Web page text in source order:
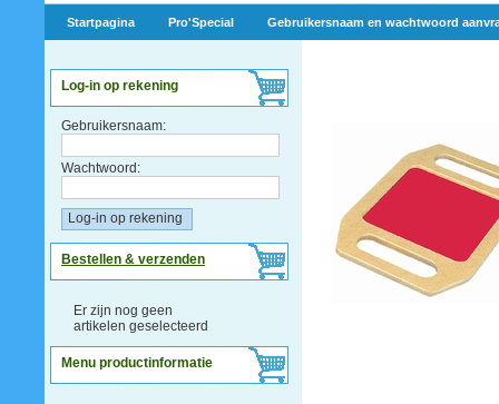
Startpagina Pro'Special Gebruikersnaam en wachtwoord
Log-in op rekening
Gebruikersnaam:
Wachtwoord:
Bestellen & verzenden
Er zijn nog geen
artikelen geselecteerd
Menu productinformatie